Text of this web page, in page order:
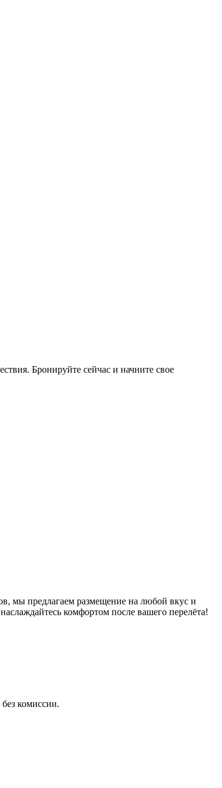
Бронируйте сейчас и начните свое
мы предлагаем размещение на любой вкус и
комфортом после вашего перелёта!
комиссии.